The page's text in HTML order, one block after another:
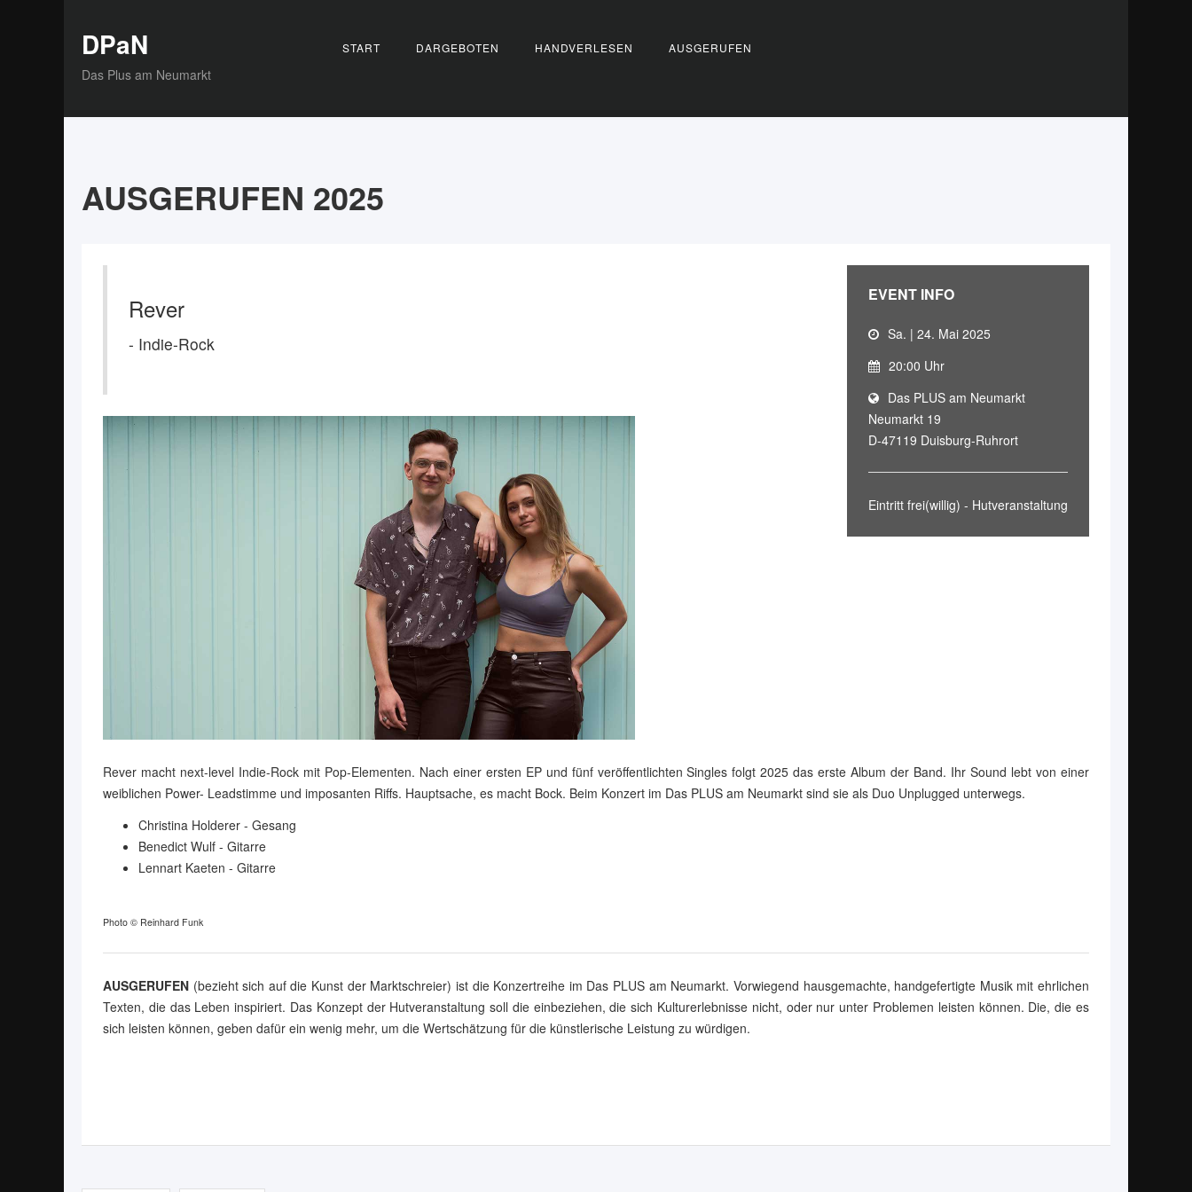
DPaN
Das Plus am Neumarkt
START DARGEBOTEN HANDVERLESEN AUSGERUFEN
AUSGERUFEN 2025
EVENT INFO
Sa. | 24. Mai 2025
20:00 Uhr
Das PLUS am Neumarkt
Neumarkt 19
D-47119 Duisburg-Ruhrort
Eintritt frei(willig) - Hutveranstaltung
Rever
- Indie-Rock
Rever macht next-level Indie-Rock mit Pop-Elementen. Nach einer ersten EP und fünf veröffentlichten Singles folgt 2025 das erste Album der Band. Ihr Sound lebt von einer
weiblichen Power- Leadstimme und imposanten Riffs. Hauptsache, es macht Bock. Beim Konzert im Das PLUS am Neumarkt sind sie als Duo Unplugged unterwegs.
Christina Holderer - Gesang
Benedict Wulf - Gitarre
Lennart Kaeten - Gitarre
Photo © Reinhard Funk
AUSGERUFEN (bezieht sich auf die Kunst der Marktschreier) ist die Konzertreihe im Das PLUS am Neumarkt. Vorwiegend hausgemachte, handgefertigte Musik mit ehrlichen
Texten, die das Leben inspiriert. Das Konzept der Hutveranstaltung soll die einbeziehen, die sich Kulturerlebnisse nicht, oder nur unter Problemen leisten können. Die, die es
sich leisten können, geben dafür ein wenig mehr, um die Wertschätzung für die künstlerische Leistung zu würdigen.